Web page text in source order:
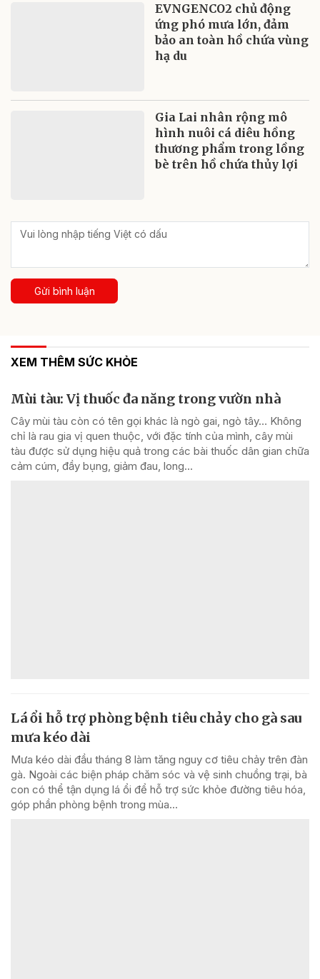
EVNGENCO2 chủ động
ứng phó mưa lớn, đảm
bảo an toàn hồ chứa vùng
hạ du
Gia Lai nhân rộng mô
hình nuôi cá diêu hồng
thương phẩm trong lồng
bè trên hồ chứa thủy lợi
Gửi bình luận
XEM THÊM SỨC KHỎE
Mùi tàu: Vị thuốc đa năng trong vườn nhà
Cây mùi tàu còn có tên gọi khác là ngò gai, ngò tây… Không
chỉ là rau gia vị quen thuộc, với đặc tính của mình, cây mùi
tàu được sử dụng hiệu quả trong các bài thuốc dân gian chữa
cảm cúm, đầy bụng, giảm đau, long...
Lá ổi hỗ trợ phòng bệnh tiêu chảy cho gà sau
mưa kéo dài
Mưa kéo dài đầu tháng 8 làm tăng nguy cơ tiêu chảy trên đàn
gà. Ngoài các biện pháp chăm sóc và vệ sinh chuồng trại, bà
con có thể tận dụng lá ổi để hỗ trợ sức khỏe đường tiêu hóa,
góp phần phòng bệnh trong mùa...